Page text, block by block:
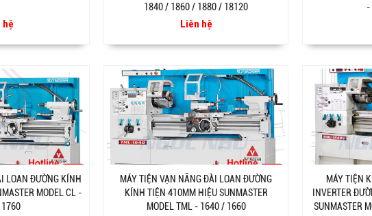
hệ
1840 / 1860 / 1880 / 18120
Liên hệ
-
LOAN ĐƯỜNG KÍNH
MODEL CL -
MÁY TIỆN VẠN NĂNG ĐÀI LOAN ĐƯỜNG
KÍNH TIỆN 410MM HIỆU SUNMASTER
MODEL TML - 1640 / 1660
MÁY TIỆN
INVERTER
SUNMASTER